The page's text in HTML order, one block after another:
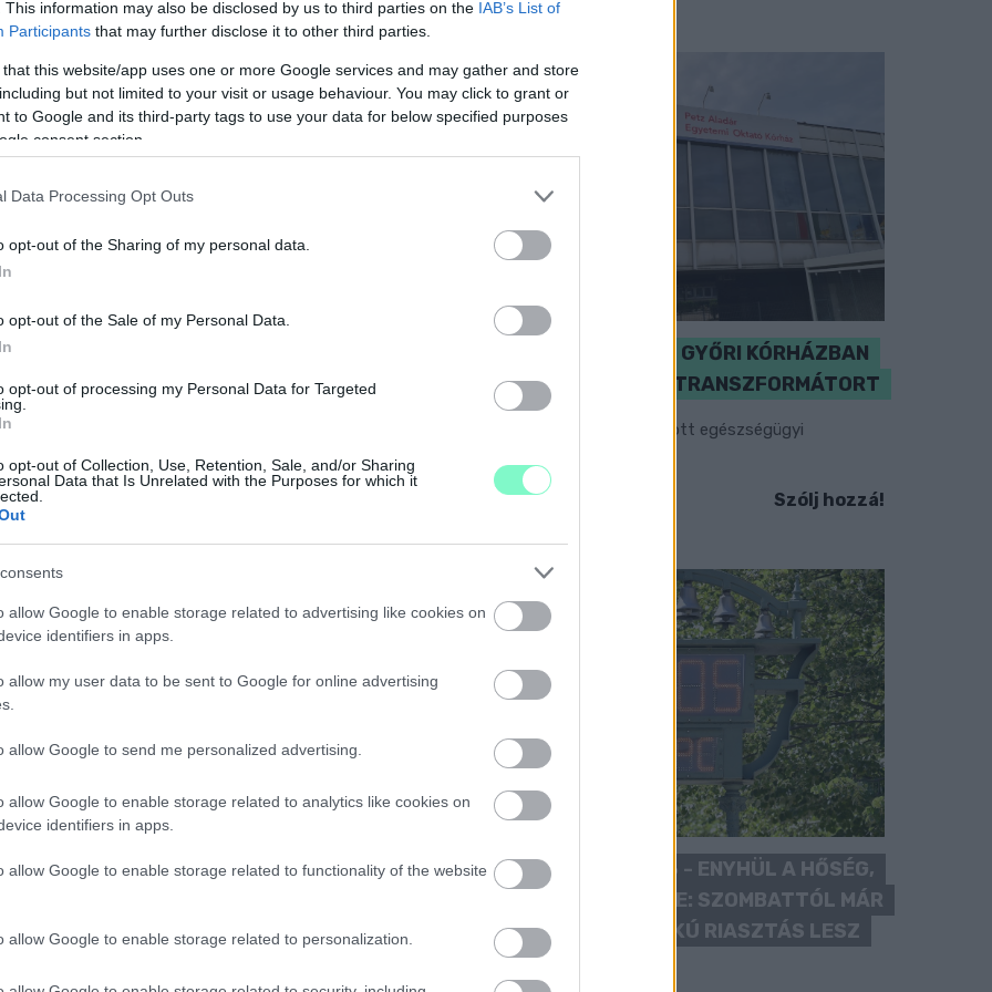
This information may also be disclosed by us to third parties on the IAB’s List of
Participants that may further disclose it to other third parties.
that this website/app uses one or more Google services and may gather and store
but not limited to your visit or usage behaviour. You may click to grant or
to Google and its third-party tags to use your data for below specified purposes
consent section.
Data Processing Opt Outs
opt-out of the Sharing of my personal data.
opt-out of the Sale of my Personal Data.
opt-out of processing my Personal Data for Targeted
opt-out of Collection, Use, Retention, Sale, and/or Sharing
Data that Is Unrelated with the Purposes for which it
allow Google to enable storage related to advertising like cookies on
identifiers in apps.
allow my user data to be sent to Google for online advertising
allow Google to send me personalized advertising.
allow Google to enable storage related to analytics like cookies on
identifiers in apps.
allow Google to enable storage related to functionality of the website
allow Google to enable storage related to personalization.
Cher
a két nagy visszatérő, Lázár
keltette a legnagyobb visszhangot. Mi az
a kormány belső hatalmi képletében az
Tibor visszatérése jelentheti - különösen a
Orbán-kormány alatt töltött be
uniós biztosi kinevezéséig, ugyanakkor a
értékelték a szereplők -
míg a Lázár-Rogán "párharcé" a 2014-2018
üzenetet hordoz magában, és legfőképp,
maga köré, amely a "személyt a
okán - hiszen a kormányfő
politikusokról van szó -
központi stratégiaalkotási és
koordináció jelentőségét.
megváltozott külpolitikai helyzettel
hogy Szijjártó Péter a szoros orosz
a nyugati relációban.
és a gazdasági egyensúly
KICSERÉLTÉK A GYŐRI KÓRHÁZBAN
MEGHIBÁSODOTT TRANSZFORMÁTORT
Megkezdték az elhalasztott egészségügyi
Szólj hozzá!
KÁNIKULA 2026 - ENYHÜL A HŐSÉG,
DE MÉG NINCS VÉGE: SZOMBATTÓL MÁR
“CSAK” MÁSODFOKÚ RIASZTÁS LESZ
ÉRVÉNYBEN